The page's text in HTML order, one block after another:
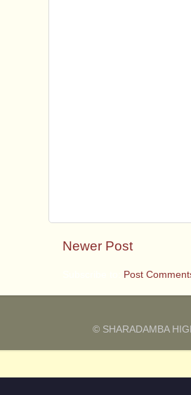
Newer Post
Post
© SHARADAMBA